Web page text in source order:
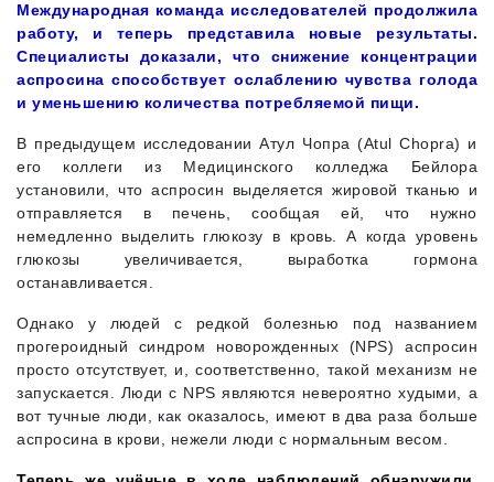
Международная команда исследователей продолжила
работу, и теперь представила новые результаты.
Специалисты доказали, что снижение концентрации
аспросина способствует ослаблению чувства голода
и уменьшению количества потребляемой пищи.
В предыдущем исследовании Атул Чопра (Atul Chopra) и
его коллеги из Медицинского колледжа Бейлора
установили, что аспросин выделяется жировой тканью и
отправляется в печень, сообщая ей, что нужно
немедленно выделить глюкозу в кровь. А когда уровень
глюкозы увеличивается, выработка гормона
останавливается.
Однако у людей с редкой болезнью под названием
прогероидный синдром новорожденных (NPS) аспросин
просто отсутствует, и, соответственно, такой механизм не
запускается. Люди с NPS являются невероятно худыми, а
вот тучные люди, как оказалось, имеют в два раза больше
аспросина в крови, нежели люди с нормальным весом.